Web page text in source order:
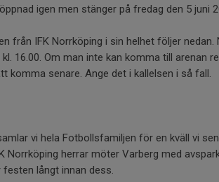
igen men stänger på fredag den 5 juni
från IFK Norrköping i sin helhet följer
16.00. Om man inte kan komma till arenan
komma senare. Ange det i kallelsen i så fall.
vi hela Fotbollsfamiljen för en kväll vi
Norrköping herrar möter Varberg med
festen långt innan dess.